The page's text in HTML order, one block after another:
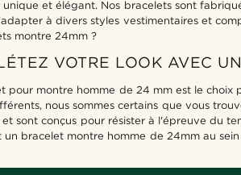
unique et élégant. Nos bracelets sont
à divers styles vestimentaires et
montre 24mm ?
VOTRE LOOK AVEC
pour montre homme de 24 mm est le choix
nous sommes certains que vous
sont conçus pour résister à l'épreuve du
un bracelet montre homme de 24mm au